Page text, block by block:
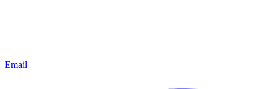
Email